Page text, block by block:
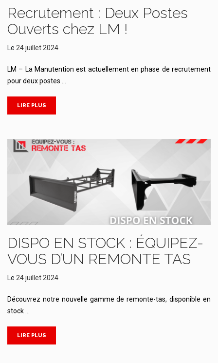
Recrutement : Deux Postes
Ouverts chez LM !
Le 24 juillet 2024
LM – La Manutention est actuellement en phase de recrutement
pour deux postes …
LIRE PLUS
DISPO EN STOCK : ÉQUIPEZ-
VOUS D’UN REMONTE TAS
Le 24 juillet 2024
Découvrez notre nouvelle gamme de remonte-tas, disponible en
stock …
LIRE PLUS